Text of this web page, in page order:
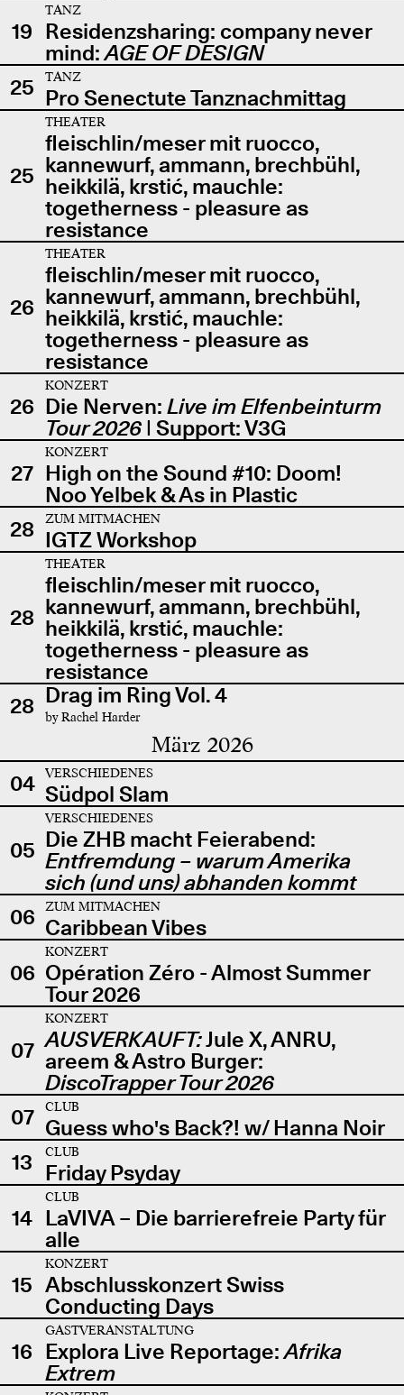
19
TANZ
Residenzsharing: company never
mind:AGE OF DESIGN
25
TANZ
Pro Senectute Tanznachmittag
25
THEATER
fleischlin/meser mit ruocco,
kannewurf, ammann, brechbühl,
heikkilä, krstić, mauchle:
togetherness - pleasure as
resistance
26
THEATER
fleischlin/meser mit ruocco,
kannewurf, ammann, brechbühl,
heikkilä, krstić, mauchle:
togetherness - pleasure as
resistance
26
KONZERT
Die Nerven: Live im Elfenbeinturm
Tour 2026| Support: V3G
27
KONZERT
High on the Sound #10: Doom!
Noo Yelbek & As in Plastic
28
ZUM MITMACHEN
IGTZ Workshop
28
THEATER
fleischlin/meser mit ruocco,
kannewurf, ammann, brechbühl,
heikkilä, krstić, mauchle:
togetherness - pleasure as
resistance
28 Drag im Ring Vol. 4
by Rachel Harder
März 2026
04 VERSCHIEDENES
Südpol Slam
05
VERSCHIEDENES
Die ZHB macht Feierabend:
Entfremdung – warum Amerika
sich (und uns) abhanden kommt
06
ZUM MITMACHEN
Caribbean Vibes
06
KONZERT
Opération Zéro - Almost Summer
Tour 2026
07
KONZERT
AUSVERKAUFT:Jule X, ANRU,
areem & Astro Burger:
DiscoTrapper Tour 2026
07
CLUB
Guess who's Back?! w/ Hanna Noir
13
CLUB
Friday Psyday
14
CLUB
LaVIVA – Die barrierefreie Party für
alle
15
KONZERT
Abschlusskonzert Swiss
Conducting Days
16
GASTVERANSTALTUNG
Explora Live Reportage:Afrika
Extrem